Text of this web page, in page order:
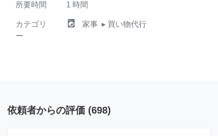
所要時間 1 時間
カテゴリ
ー
local_laundry_service 家事 ▸ 買い物代行
依頼者からの評価 (698)